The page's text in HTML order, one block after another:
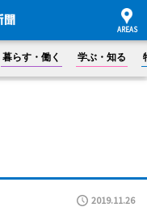
暮らす・働く 学ぶ・知る
2019.11.26